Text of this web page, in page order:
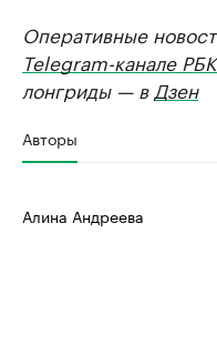
Оперативные
Telegram-канале
лонгриды — в Дзен
Авторы
Алина Андреева